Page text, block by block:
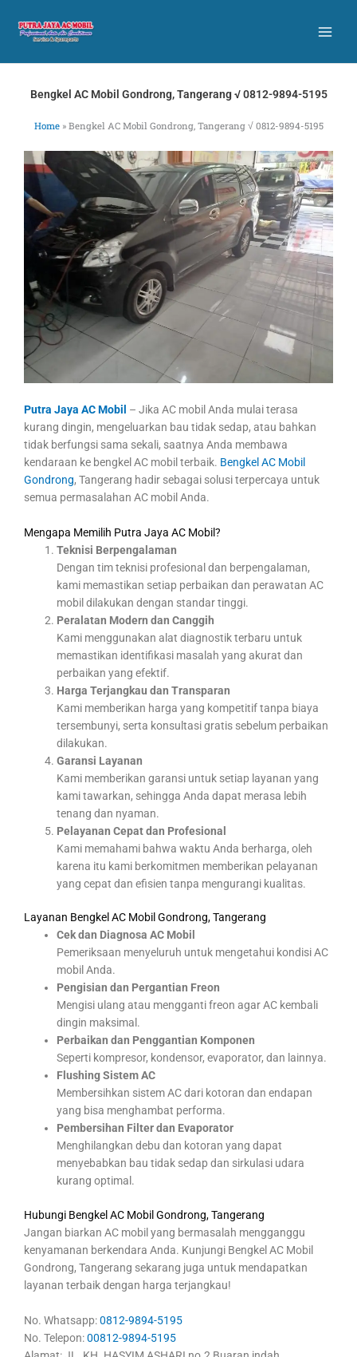
content
Bengkel AC Mobil Gondrong, Tangerang √ 0812-9894-5195
Home» Bengkel AC Mobil Gondrong, Tangerang √ 0812-9894-5195
Putra Jaya AC Mobil – Jika AC mobil Anda mulai terasa
kurang dingin, mengeluarkan bau tidak sedap, atau bahkan
tidak berfungsi sama sekali, saatnya Anda membawa
kendaraan ke bengkel AC mobil terbaik. Bengkel AC Mobil
Gondrong, Tangerang hadir sebagai solusi terpercaya untuk
semua permasalahan AC mobil Anda.
Mengapa Memilih Putra Jaya AC Mobil?
Teknisi Berpengalaman
Dengan tim teknisi profesional dan berpengalaman,
kami memastikan setiap perbaikan dan perawatan AC
mobil dilakukan dengan standar tinggi.
Peralatan Modern dan Canggih
Kami menggunakan alat diagnostik terbaru untuk
memastikan identifikasi masalah yang akurat dan
perbaikan yang efektif.
Harga Terjangkau dan Transparan
Kami memberikan harga yang kompetitif tanpa biaya
tersembunyi, serta konsultasi gratis sebelum perbaikan
dilakukan.
Garansi Layanan
Kami memberikan garansi untuk setiap layanan yang
kami tawarkan, sehingga Anda dapat merasa lebih
tenang dan nyaman.
Pelayanan Cepat dan Profesional
Kami memahami bahwa waktu Anda berharga, oleh
karena itu kami berkomitmen memberikan pelayanan
yang cepat dan efisien tanpa mengurangi kualitas.
Layanan Bengkel AC Mobil Gondrong, Tangerang
Cek dan Diagnosa AC Mobil
Pemeriksaan menyeluruh untuk mengetahui kondisi AC
mobil Anda.
Pengisian dan Pergantian Freon
Mengisi ulang atau mengganti freon agar AC kembali
dingin maksimal.
Perbaikan dan Penggantian Komponen
Seperti kompresor, kondensor, evaporator, dan lainnya.
Flushing Sistem AC
Membersihkan sistem AC dari kotoran dan endapan
yang bisa menghambat performa.
Pembersihan Filter dan Evaporator
Menghilangkan debu dan kotoran yang dapat
menyebabkan bau tidak sedap dan sirkulasi udara
kurang optimal.
Hubungi Bengkel AC Mobil Gondrong, Tangerang
Jangan biarkan AC mobil yang bermasalah mengganggu
kenyamanan berkendara Anda. Kunjungi Bengkel AC Mobil
Gondrong, Tangerang sekarang juga untuk mendapatkan
layanan terbaik dengan harga terjangkau!
No. Whatsapp:0812-9894-5195
No. Telepon:00812-9894-5195